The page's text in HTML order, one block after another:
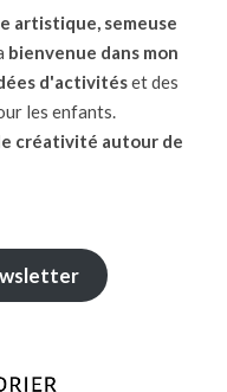
artistique, semeuse
bienvenue dans mon
d'activitéset des
les enfants.
créativité autour de